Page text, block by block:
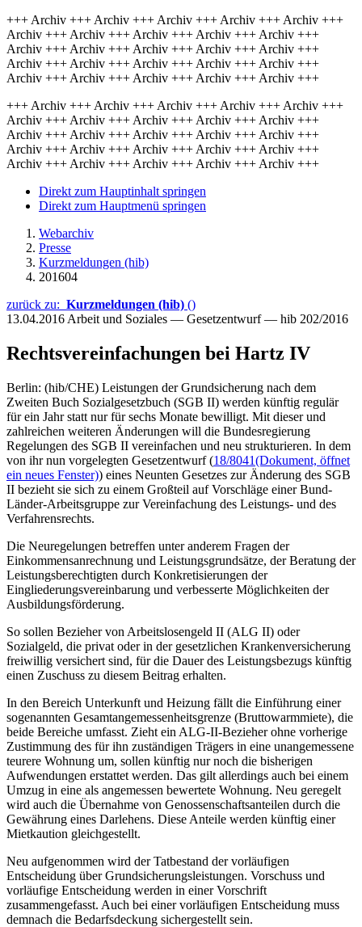
+++ Archiv +++ Archiv +++ Archiv +++ Archiv +++ Archiv +++
Archiv +++ Archiv +++ Archiv +++ Archiv +++ Archiv +++
Archiv +++ Archiv +++ Archiv +++ Archiv +++ Archiv +++
Archiv +++ Archiv +++ Archiv +++ Archiv +++ Archiv +++
Archiv +++ Archiv +++ Archiv +++ Archiv +++ Archiv +++
+++ Archiv +++ Archiv +++ Archiv +++ Archiv +++ Archiv +++
Archiv +++ Archiv +++ Archiv +++ Archiv +++ Archiv +++
Archiv +++ Archiv +++ Archiv +++ Archiv +++ Archiv +++
Archiv +++ Archiv +++ Archiv +++ Archiv +++ Archiv +++
Archiv +++ Archiv +++ Archiv +++ Archiv +++ Archiv +++
Direkt zum Hauptinhalt springen
Direkt zum Hauptmenü springen
Webarchiv
Presse
Kurzmeldungen (hib)
201604
zurück zu: Kurzmeldungen (hib) ()
13.04.2016 Arbeit und Soziales — Gesetzentwurf — hib 202/2016
Rechtsvereinfachungen bei Hartz IV
Berlin: (hib/CHE) Leistungen der Grundsicherung nach dem
Zweiten Buch Sozialgesetzbuch (SGB II) werden künftig regulär
für ein Jahr statt nur für sechs Monate bewilligt. Mit dieser und
zahlreichen weiteren Änderungen will die Bundesregierung
Regelungen des SGB II vereinfachen und neu strukturieren. In dem
von ihr nun vorgelegten Gesetzentwurf (18/8041(Dokument, öffnet
ein neues Fenster)) eines Neunten Gesetzes zur Änderung des SGB
II bezieht sie sich zu einem Großteil auf Vorschläge einer Bund-
Länder-Arbeitsgruppe zur Vereinfachung des Leistungs- und des
Verfahrensrechts.
Die Neuregelungen betreffen unter anderem Fragen der
Einkommensanrechnung und Leistungsgrundsätze, der Beratung der
Leistungsberechtigten durch Konkretisierungen der
Eingliederungsvereinbarung und verbesserte Möglichkeiten der
Ausbildungsförderung.
So sollen Bezieher von Arbeitslosengeld II (ALG II) oder
Sozialgeld, die privat oder in der gesetzlichen Krankenversicherung
freiwillig versichert sind, für die Dauer des Leistungsbezugs künftig
einen Zuschuss zu diesem Beitrag erhalten.
In den Bereich Unterkunft und Heizung fällt die Einführung einer
sogenannten Gesamtangemessenheitsgrenze (Bruttowarmmiete), die
beide Bereiche umfasst. Zieht ein ALG-II-Bezieher ohne vorherige
Zustimmung des für ihn zuständigen Trägers in eine unangemessene
teurere Wohnung um, sollen künftig nur noch die bisherigen
Aufwendungen erstattet werden. Das gilt allerdings auch bei einem
Umzug in eine als angemessen bewertete Wohnung. Neu geregelt
wird auch die Übernahme von Genossenschaftsanteilen durch die
Gewährung eines Darlehens. Diese Anteile werden künftig einer
Mietkaution gleichgestellt.
Neu aufgenommen wird der Tatbestand der vorläufigen
Entscheidung über Grundsicherungsleistungen. Vorschuss und
vorläufige Entscheidung werden in einer Vorschrift
zusammengefasst. Auch bei einer vorläufigen Entscheidung muss
demnach die Bedarfsdeckung sichergestellt sein.